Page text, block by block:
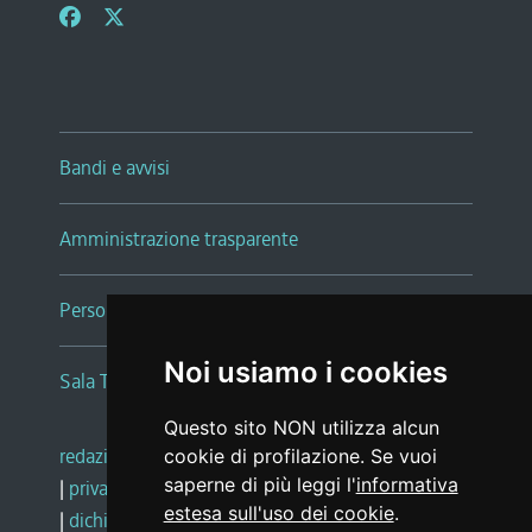
Noi usiamo i cookies
Questo sito NON utilizza alcun
cookie di profilazione. Se vuoi
saperne di più leggi l'informativa
estesa sull'uso dei cookie.
Bandi e avvisi
Amministrazione trasparente
Persone e Uffici
Sala Tiziano Tessitori
redazione web |note legali |glossario
| privacy
social media policy
| dichiarazione di accessibilità |feedback